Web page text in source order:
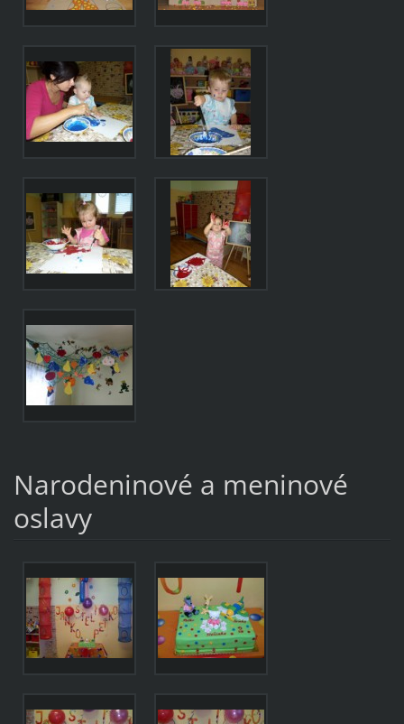
Narodeninové a meninové
oslavy